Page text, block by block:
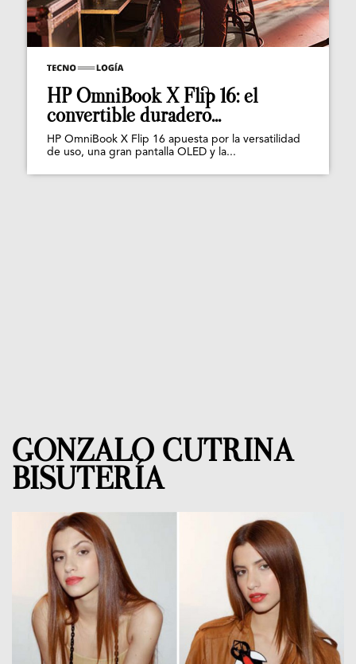
HP OmniBook X Flip 16: el
convertible duradero...
HP OmniBook X Flip 16 apuesta por la versatilidad
de uso, una gran pantalla OLED y la...
GONZALO CUTRINA
BISUTERÍA